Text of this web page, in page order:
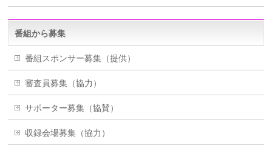
番組から募集
番組スポンサー募集（提供）
審査員募集（協力）
サポーター募集（協賛）
収録会場募集（協力）